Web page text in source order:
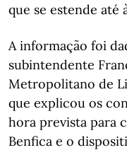
que se estende até
A informação foi
subintendente
Metropolitano de
que explicou os
hora prevista para
Benfica e o